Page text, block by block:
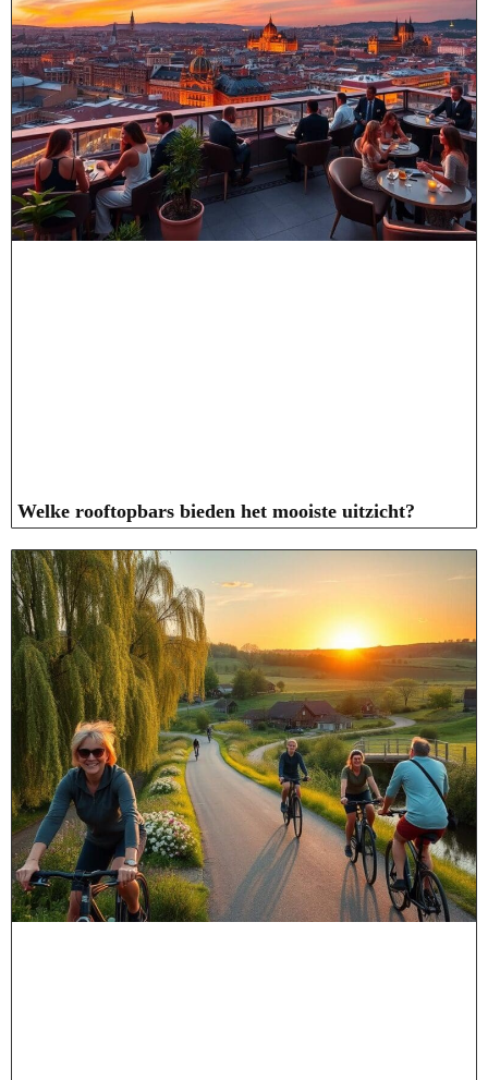
Welke rooftopbars bieden het mooiste uitzicht?